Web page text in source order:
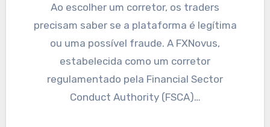
Ao escolher um corretor, os traders
precisam saber se a plataforma é legítima
ou uma possível fraude. A FXNovus,
estabelecida como um corretor
regulamentado pela Financial Sector
Conduct Authority (FSCA)…